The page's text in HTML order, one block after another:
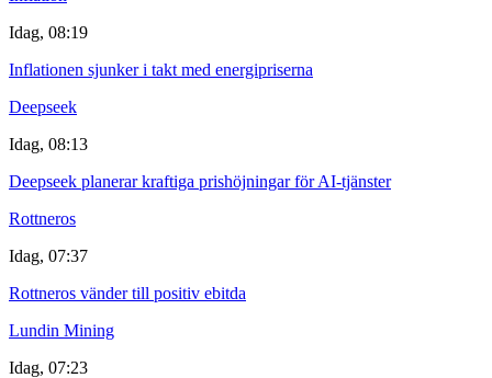
Idag, 08:19
Inflationen sjunker i takt med energipriserna
Deepseek
Idag, 08:13
Deepseek planerar kraftiga prishöjningar för AI-tjänster
Rottneros
Idag, 07:37
Rottneros vänder till positiv ebitda
Lundin Mining
Idag, 07:23